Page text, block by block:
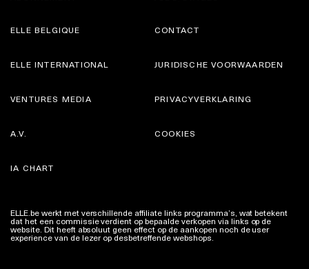
ELLE BELGIQUE CONTACT
ELLE INTERNATIONAL
VENTURES MEDIA
JURIDISCHE VOORWAARDEN
PRIVACYVERKLARING
A.V.
IA CHART
COOKIES
ELLE.be werkt met verschillende affiliate links programma’s, wat betekent
dat het een commissie verdient op bepaalde verkopen via links op de
website. Dit heeft absoluut geen effect op de aankopen noch de user
experience van de lezer op desbetreffende webshops.